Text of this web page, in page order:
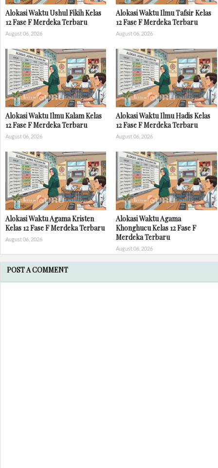
Alokasi Waktu Ushul Fikih Kelas
12 Fase F Merdeka Terbaru
August 06, 2026
Alokasi Waktu Ilmu Tafsir Kelas
12 Fase F Merdeka Terbaru
August 06, 2026
Alokasi Waktu Ilmu Kalam Kelas
12 Fase F Merdeka Terbaru
August 06, 2026
Alokasi Waktu Ilmu Hadis Kelas
12 Fase F Merdeka Terbaru
August 06, 2026
Alokasi Waktu Agama Kristen
Kelas 12 Fase F Merdeka Terbaru
August 06, 2026
Alokasi Waktu Agama
Khonghucu Kelas 12 Fase F
Merdeka Terbaru
August 06, 2026
POST A COMMENT